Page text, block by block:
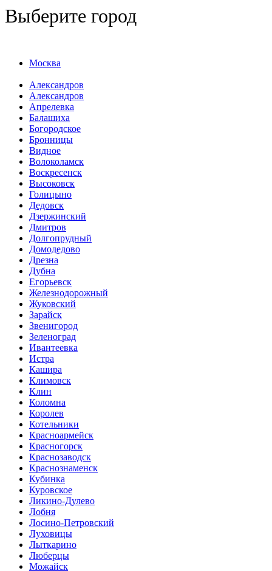
Выберите город
Москва
Александров
Александров
Апрелевка
Балашиха
Богородское
Бронницы
Видное
Волоколамск
Воскресенск
Высоковск
Голицыно
Дедовск
Дзержинский
Дмитров
Долгопрудный
Домодедово
Дрезна
Дубна
Егорьевск
Железнодорожный
Жуковский
Зарайск
Звенигород
Зеленоград
Ивантеевка
Истра
Кашира
Климовск
Клин
Коломна
Королев
Котельники
Красноармейск
Красногорск
Краснозаводск
Краснознаменск
Кубинка
Куровское
Ликино-Дулево
Лобня
Лосино-Петровский
Луховицы
Лыткарино
Люберцы
Можайск